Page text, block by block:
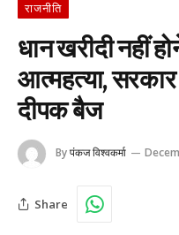
राजनीति
धान खरीदी नहीं
आत्महत्या,
दीपक बैज
Byपंकज विश्वकर्मा
Share